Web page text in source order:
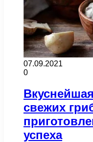
07.09.2021
0
свежих
успеха